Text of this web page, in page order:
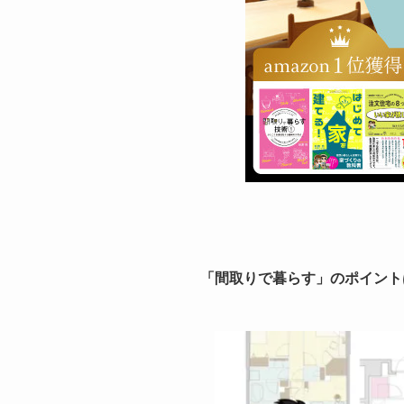
「間取りで暮らす」のポイン